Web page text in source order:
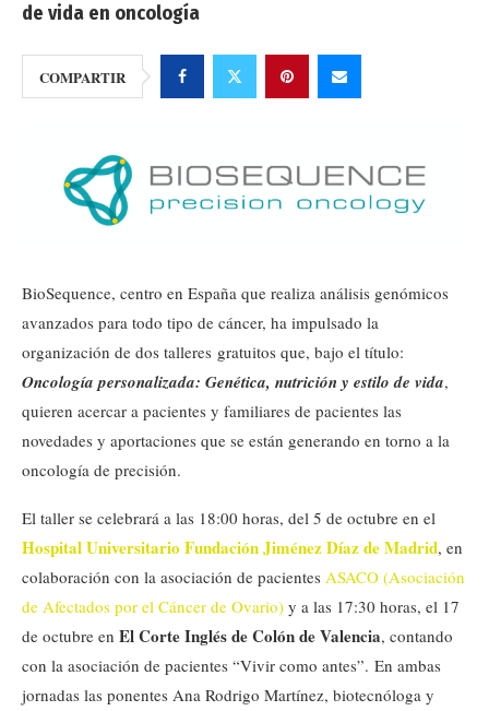
de vida en oncología
COMPARTIR
BioSequence, centro en España que realiza análisis genómicos
avanzados para todo tipo de cáncer, ha impulsado la
organización de dos talleres gratuitos que, bajo el título:
Oncología personalizada: Genética, nutrición y estilo de vida,
quieren acercar a pacientes y familiares de pacientes las
novedades y aportaciones que se están generando en torno a la
oncología de precisión.
El taller se celebrará a las 18:00 horas, del 5 de octubre en el
Hospital Universitario Fundación Jiménez Díaz de Madrid, en
colaboración con la asociación de pacientes ASACO (Asociación
de Afectados por el Cáncer de Ovario) y a las 17:30 horas, el 17
de octubre en El Corte Inglés de Colón de Valencia, contando
con la asociación de pacientes “Vivir como antes”. En ambas
jornadas las ponentes Ana Rodrigo Martínez, biotecnóloga y